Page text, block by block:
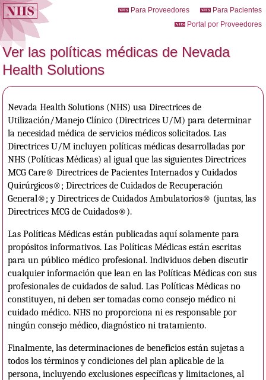
Para Proveedores
Para Pacientes
Portal por Proveedores
Ver las políticas médicas de Nevada
Health Solutions
Nevada Health Solutions (NHS) usa Directrices de
Utilización/Manejo Clínico (Directrices U/M) para determinar
la necesidad médica de servicios médicos solicitados. Las
Directrices U/M incluyen políticas médicas desarrolladas por
NHS (Políticas Médicas) al igual que las siguientes Directrices
MCG Care® Directrices de Pacientes Internados y Cuidados
Quirúrgicos®; Directrices de Cuidados de Recuperación
General®; y Directrices de Cuidados Ambulatorios® (juntas, las
Directrices MCG de Cuidados®).
Las Políticas Médicas están publicadas aquí solamente para
propósitos informativos. Las Políticas Médicas están escritas
para un público médico profesional. Individuos deben discutir
cualquier información que lean en las Políticas Médicas con sus
profesionales de cuidados de salud. Las Políticas Médicas no
constituyen, ni deben ser tomadas como consejo médico ni
cuidado médico. NHS no proporciona ni es responsable por
ningún consejo médico, diagnóstico ni tratamiento.
Finalmente, las determinaciones de beneficios están sujetas a
todos los términos y condiciones del plan aplicable de la
persona, incluyendo exclusiones específicas y limitaciones, al